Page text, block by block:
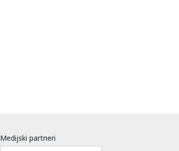
Medijski partneri